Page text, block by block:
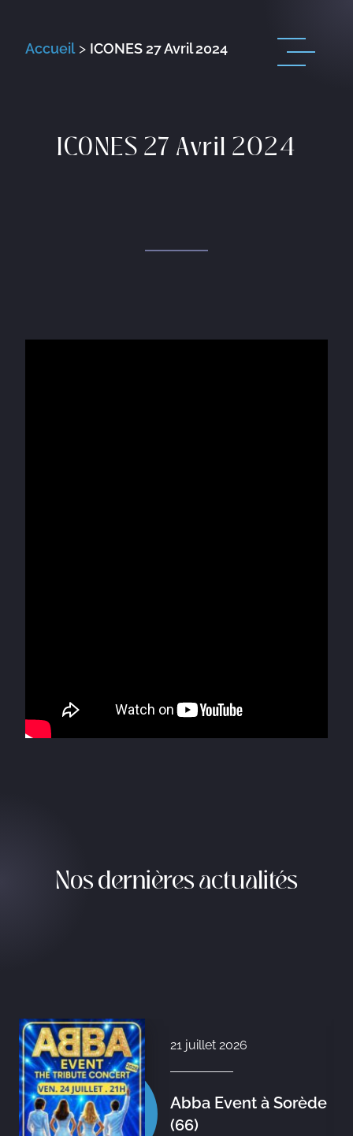
Accueil> ICONES 27 Avril 2024
ICONES 27 Avril 2024
Nos dernières actualités
21 juillet 2026
Abba Event à Sorède
(66)